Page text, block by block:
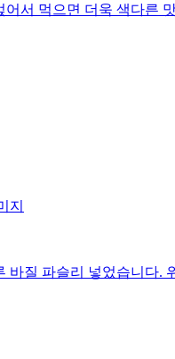
서 먹으면 더욱 색다른
바질 파슬리 넣었습니다.